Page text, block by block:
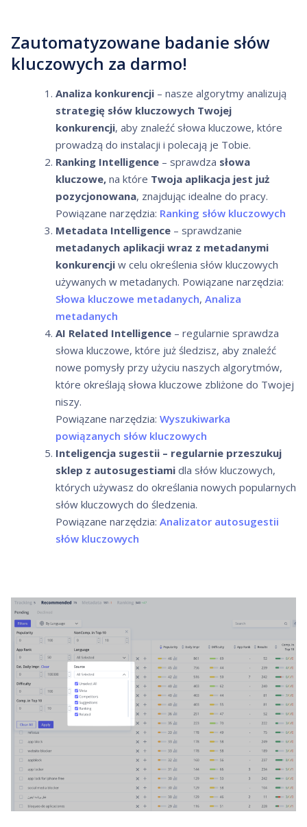
Zautomatyzowane badanie słów
kluczowych za darmo!
Analiza konkurencji – nasze algorytmy analizują
strategię słów kluczowych Twojej
konkurencji, aby znaleźć słowa kluczowe, które
prowadzą do instalacji i polecają je Tobie.
Ranking Intelligence – sprawdza słowa
kluczowe, na które Twoja aplikacja jest już
pozycjonowana, znajdując idealne do pracy.
Powiązane narzędzia: Ranking słów kluczowych
Metadata Intelligence – sprawdzanie
metadanych aplikacji wraz z metadanymi
konkurencji w celu określenia słów kluczowych
używanych w metadanych. Powiązane narzędzia:
Słowa kluczowe metadanych, Analiza
metadanych
AI Related Intelligence – regularnie sprawdza
słowa kluczowe, które już śledzisz, aby znaleźć
nowe pomysły przy użyciu naszych algorytmów,
które określają słowa kluczowe zbliżone do Twojej
niszy.
Powiązane narzędzia: Wyszukiwarka
powiązanych słów kluczowych
Inteligencja sugestii – regularnie przeszukuj
sklep z autosugestiami dla słów kluczowych,
których używasz do określania nowych popularnych
słów kluczowych do śledzenia.
Powiązane narzędzia: Analizator autosugestii
słów kluczowych